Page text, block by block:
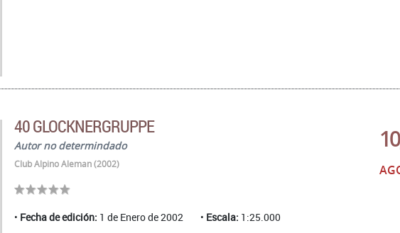
40 GLOCKNERGRUPPE
Autor no determindado
Club Alpino Aleman (2002)
Fecha de edición: 1 de Enero de 2002 Escala: 1:25.000